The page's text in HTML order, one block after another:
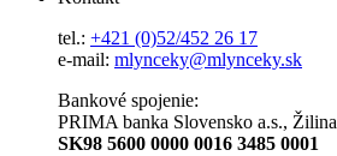
tel.: +421 (0)52/452 26 17
e-mail: mlynceky@mlynceky.sk
Bankové spojenie:
PRIMA banka Slovensko a.s., Žilina
SK98 5600 0000 0016 3485 0001